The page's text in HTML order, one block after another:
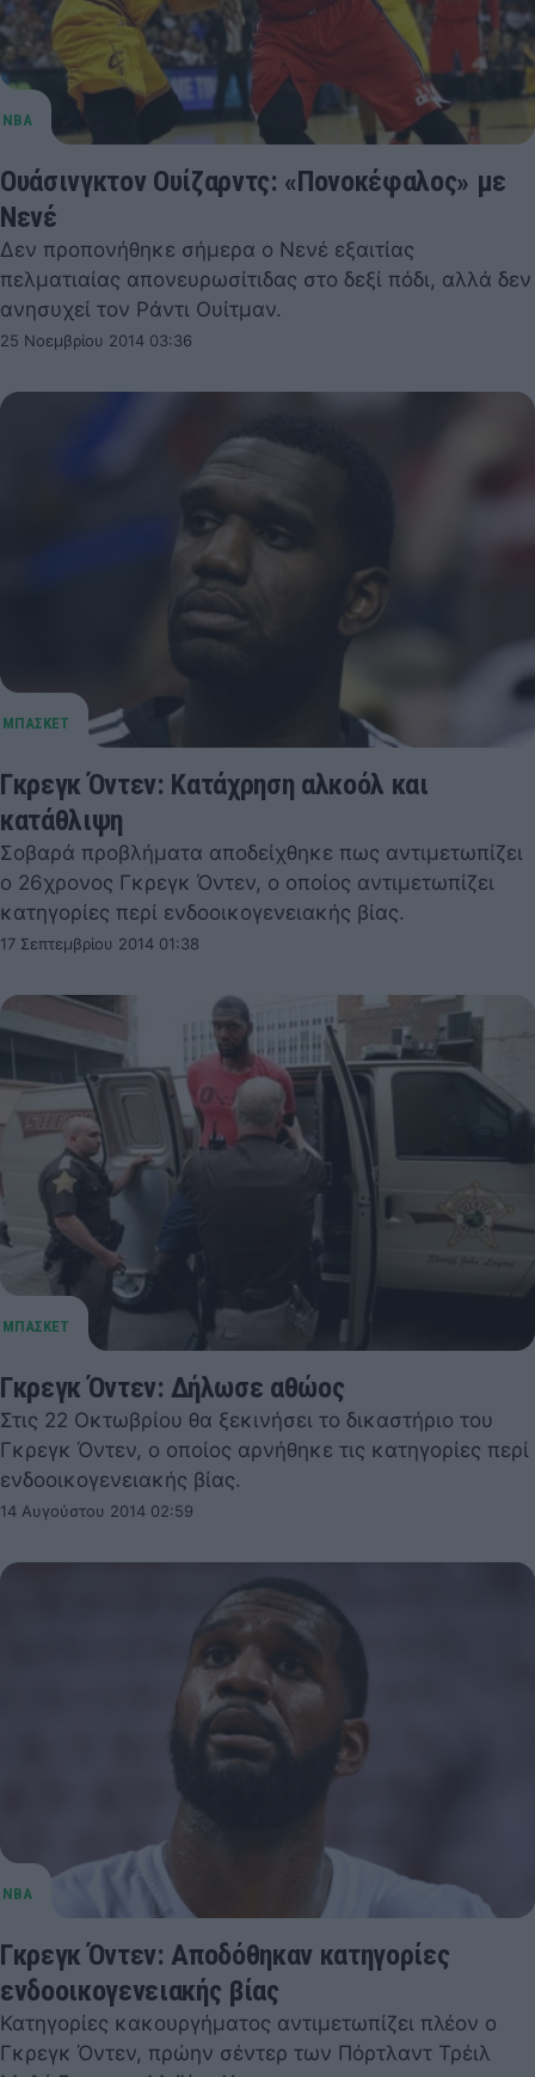
Ουάσινγκτον Ουίζαρντς: «Πονοκέφαλος» με
Νενέ
Δεν προπονήθηκε σήμερα ο Νενέ εξαιτίας
πελματιαίας απονευρωσίτιδας στο δεξί πόδι, αλλά δεν
ανησυχεί τον Ράντι Ουίτμαν.
25 Νοεμβρίου 2014 03:36
Γκρεγκ Όντεν: Κατάχρηση αλκοόλ και
κατάθλιψη
Σοβαρά προβλήματα αποδείχθηκε πως αντιμετωπίζει
ο 26χρονος Γκρεγκ Όντεν, ο οποίος αντιμετωπίζει
κατηγορίες περί ενδοοικογενειακής βίας.
17 Σεπτεμβρίου 2014 01:38
Γκρεγκ Όντεν: Δήλωσε αθώος
Στις 22 Οκτωβρίου θα ξεκινήσει το δικαστήριο του
Γκρεγκ Όντεν, ο οποίος αρνήθηκε τις κατηγορίες περί
ενδοοικογενειακής βίας.
14 Αυγούστου 2014 02:59
Γκρεγκ Όντεν: Αποδόθηκαν κατηγορίες
ενδοοικογενειακής βίας
Κατηγορίες κακουργήματος αντιμετωπίζει πλέον ο
Γκρεγκ Όντεν, πρώην σέντερ των Πόρτλαντ Τρέιλ